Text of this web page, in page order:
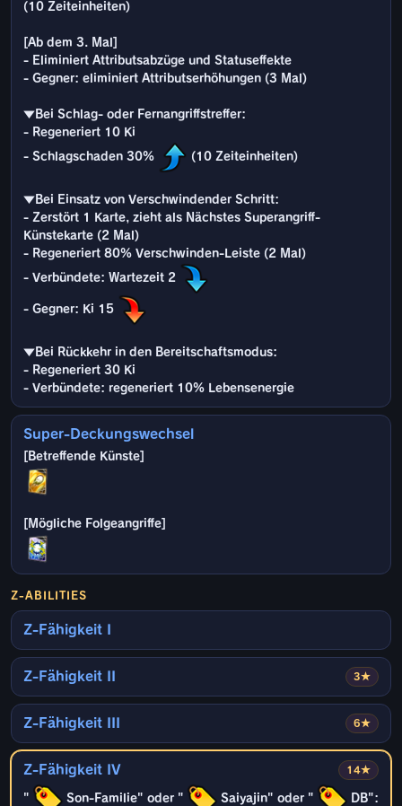
(10 Zeiteinheiten)
[Ab dem 3. Mal]
- Eliminiert Attributsabzüge und Statuseffekte
- Gegner: eliminiert Attributserhöhungen (3 Mal)
▼Bei Schlag- oder Fernangriffstreffer:
- Regeneriert 10 Ki
- Schlagschaden 30% (10 Zeiteinheiten)
▼Bei Einsatz von Verschwindender Schritt:
- Zerstört 1 Karte, zieht als Nächstes Superangriff-
Künstekarte (2 Mal)
- Regeneriert 80% Verschwinden-Leiste (2 Mal)
- Verbündete: Wartezeit 2
- Gegner: Ki 15
▼Bei Rückkehr in den Bereitschaftsmodus:
- Regeneriert 30 Ki
- Verbündete: regeneriert 10% Lebensenergie
Super-Deckungswechsel
Z-ABILITIES
Z-Fähigkeit I
3★
Z-Fähigkeit II
6★
Z-Fähigkeit III
14★
Z-Fähigkeit IV
" Son-Familie" oder " Saiyajin" oder " DB":